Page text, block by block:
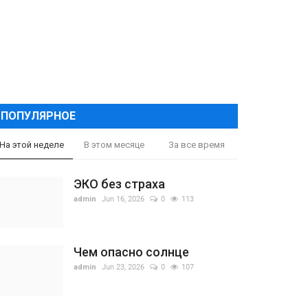
ПОПУЛЯРНОЕ
этой неделе В этом месяце За все время
ЭКО без страха
admin Jun 16, 2026 0 113
Чем опасно солнце
admin Jun 23, 2026 0 107